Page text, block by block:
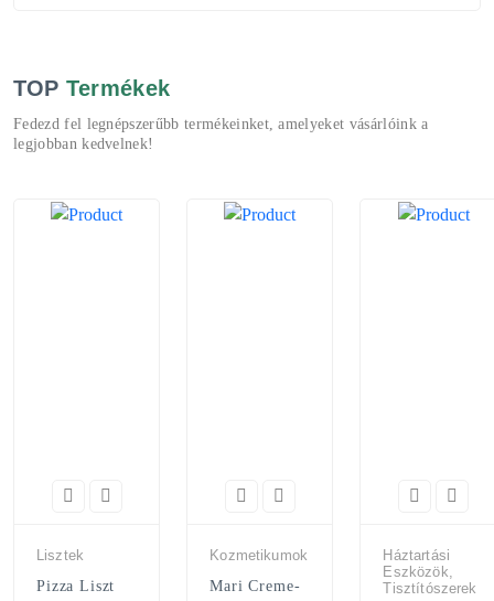
TOP Termékek
Fedezd fel legnépszerűbb termékeinket, amelyeket vásárlóink a
legjobban kedvelnek!
Lisztek
Pizza Liszt
Kozmetikumok
Mari Creme-
Háztartási
Eszközök,
Tisztítószerek